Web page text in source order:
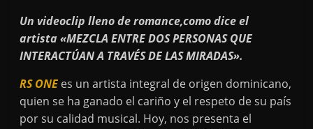
Un videoclip lleno de romance,como dice el
artista «MEZCLA ENTRE DOS PERSONAS QUE
INTERACTÚAN A TRAVÉS DE LAS MIRADAS».
RS ONE es un artista integral de origen dominicano,
quien se ha ganado el cariño y el respeto de su país
por su calidad musical. Hoy, nos presenta el